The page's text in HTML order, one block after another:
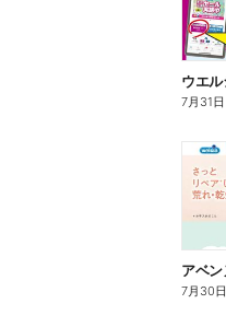
7月31日
7月30日